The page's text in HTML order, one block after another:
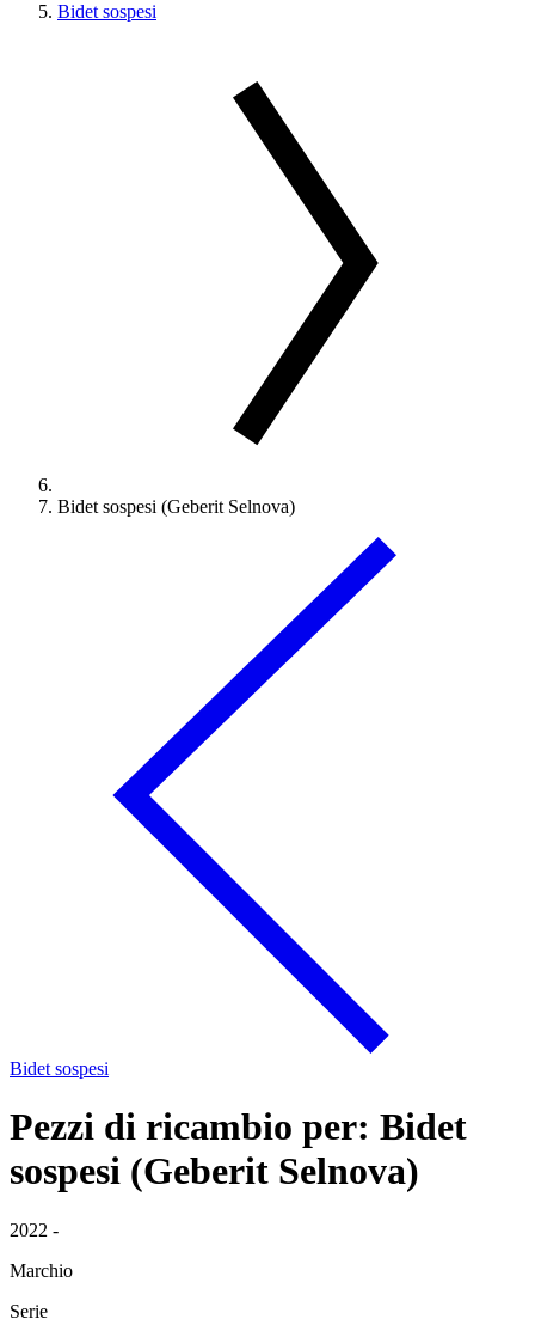
Bidet sospesi
Bidet sospesi (Geberit Selnova)
Bidet sospesi
Pezzi di ricambio per: Bidet
sospesi (Geberit Selnova)
2022 -
Marchio
Serie